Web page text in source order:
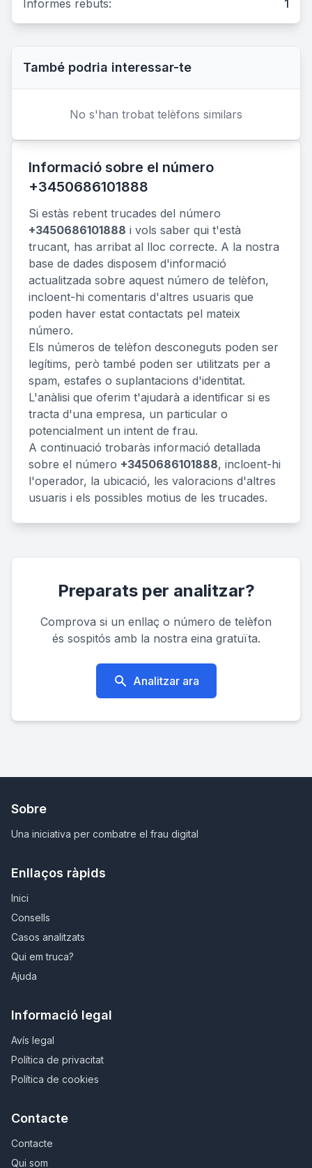
Informes rebuts:
1
També podria interessar-te
No s'han trobat telèfons similars
Informació sobre el número
+3450686101888
Si estàs rebent trucades del número
+3450686101888 i vols saber qui t'està
trucant, has arribat al lloc correcte. A la nostra
base de dades disposem d'informació
actualitzada sobre aquest número de telèfon,
incloent-hi comentaris d'altres usuaris que
poden haver estat contactats pel mateix
número.
Els números de telèfon desconeguts poden ser
legítims, però també poden ser utilitzats per a
spam, estafes o suplantacions d'identitat.
L'anàlisi que oferim t'ajudarà a identificar si es
tracta d'una empresa, un particular o
potencialment un intent de frau.
A continuació trobaràs informació detallada
sobre el número +3450686101888, incloent-hi
l'operador, la ubicació, les valoracions d'altres
usuaris i els possibles motius de les trucades.
Preparats per analitzar?
Comprova si un enllaç o número de telèfon
és sospitós amb la nostra eina gratuïta.
Analitzar ara
Sobre
Una iniciativa per combatre el frau digital
Enllaços ràpids
Inici
Consells
Casos analitzats
Qui em truca?
Ajuda
Informació legal
Avís legal
Política de privacitat
Política de cookies
Contacte
Contacte
Qui som